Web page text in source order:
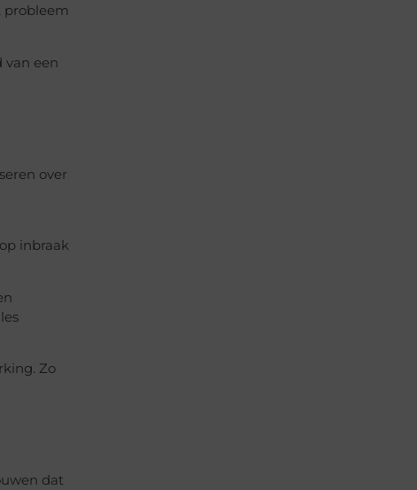
probleem
van een
over
inbraak
Zo
dat